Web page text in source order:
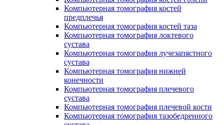
Компьютерная томография костей
предплечья
Компьютерная томография костей таза
Компьютерная томография локтевого
сустава
Компьютерная томография лучезапястного
сустава
Компьютерная томография нижней
конечности
Компьютерная томография плечевого
сустава
Компьютерная томография плечевой кости
Компьютерная томография тазобедренного